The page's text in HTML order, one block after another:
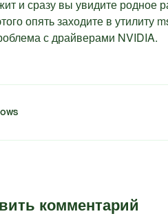
и сразу вы увидите родное
опять заходите в утилиту
с драйверами NVIDIA.
комментарий